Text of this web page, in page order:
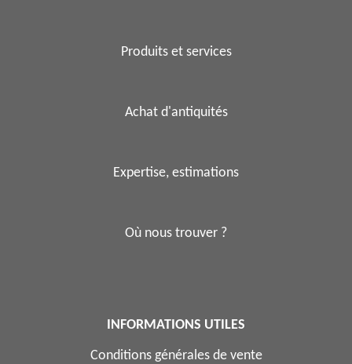
Produits et services
Achat d'antiquités
Expertise, estimations
Où nous trouver ?
INFORMATIONS UTILES
Conditions générales de vente